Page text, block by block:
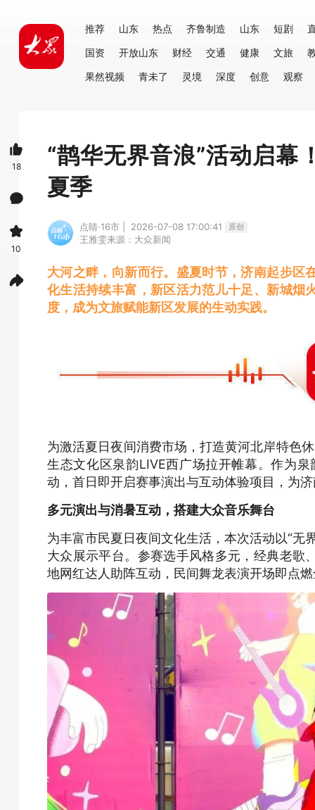
推荐 山东 热点 齐鲁制造 山东 短剧
国资
开放山东 财经 交通 健康 文旅
果然视频
青未了 灵境 深度 创意 观察
“鹊华无界音浪”活动启幕
夏季
点睛·16市 | 2026-07-08 17:00:41 原创
王雅雯来源：大众新闻
大河之畔，向新而行。盛夏时节，济南起步区
化生活持续丰富，新区活力范儿十足、新城烟
度，成为文旅赋能新区发展的生动实践。
为激活夏日夜间消费市场，打造黄河北岸特色
生态文化区泉韵LIVE西广场拉开帷幕。作为
动，首日即开启赛事演出与互动体验项目，为
多元演出与消暑互动，搭建大众音乐舞台
为丰富市民夏日夜间文化生活，本次活动以“无
大众展示平台。参赛选手风格多元，经典老歌
地网红达人助阵互动，民间舞龙表演开场即点
18
10